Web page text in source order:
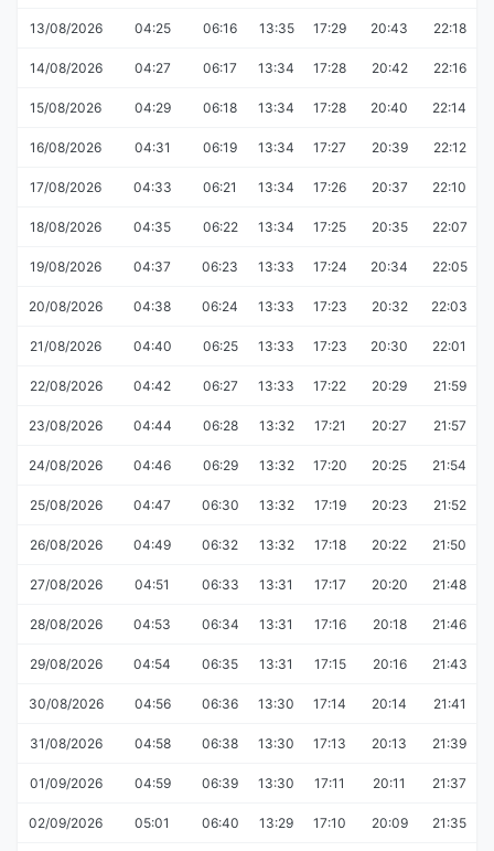
13/08/2026 04:25 06:16 13:35 17:29 20:43 22:18
14/08/2026 04:27 06:17 13:34 17:28 20:42 22:16
15/08/2026 04:29 06:18 13:34 17:28 20:40 22:14
16/08/2026 04:31 06:19 13:34 17:27 20:39 22:12
17/08/2026 04:33 06:21 13:34 17:26 20:37 22:10
18/08/2026 04:35 06:22 13:34 17:25 20:35 22:07
19/08/2026 04:37 06:23 13:33 17:24 20:34 22:05
20/08/2026 04:38 06:24 13:33 17:23 20:32 22:03
21/08/2026 04:40 06:25 13:33 17:23 20:30 22:01
22/08/2026 04:42 06:27 13:33 17:22 20:29 21:59
23/08/2026 04:44 06:28 13:32 17:21 20:27 21:57
24/08/2026 04:46 06:29 13:32 17:20 20:25 21:54
25/08/2026 04:47 06:30 13:32 17:19 20:23 21:52
26/08/2026 04:49 06:32 13:32 17:18 20:22 21:50
27/08/2026 04:51 06:33 13:31 17:17 20:20 21:48
28/08/2026 04:53 06:34 13:31 17:16 20:18 21:46
29/08/2026 04:54 06:35 13:31 17:15 20:16 21:43
30/08/2026 04:56 06:36 13:30 17:14 20:14 21:41
31/08/2026 04:58 06:38 13:30 17:13 20:13 21:39
01/09/2026 04:59 06:39 13:30 17:11 20:11 21:37
02/09/2026 05:01 06:40 13:29 17:10 20:09 21:35